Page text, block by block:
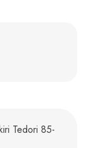
Tedori 85-